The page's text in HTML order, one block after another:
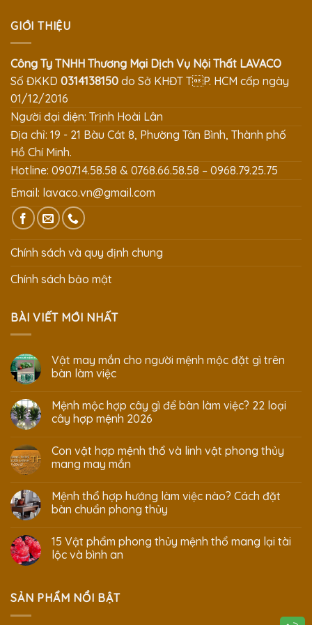
GIỚI THIỆU
Công Ty TNHH Thương Mại Dịch Vụ Nội Thất LAVACO
Số ĐKKD 0314138150 do Sở KHĐT TP. HCM cấp ngày
01/12/2016
Người đại diện: Trịnh Hoài Lân
Địa chỉ: 19 - 21 Bàu Cát 8, Phường Tân Bình, Thành phố
Hồ Chí Minh.
Hotline: 0907.14.58.58 & 0768.66.58.58 – 0968.79.25.75
Email: lavaco.vn@gmail.com
Chính sách và quy định chung
Chính sách bảo mật
BÀI VIẾT MỚI NHẤT
Vật may mắn cho người mệnh mộc đặt gì trên
bàn làm việc
Mệnh mộc hợp cây gì để bàn làm việc? 22 loại
cây hợp mệnh 2026
Con vật hợp mệnh thổ và linh vật phong thủy
mang may mắn
Mệnh thổ hợp hướng làm việc nào? Cách đặt
bàn chuẩn phong thủy
15 Vật phẩm phong thủy mệnh thổ mang lại tài
lộc và bình an
SẢN PHẨM NỔI BẬT